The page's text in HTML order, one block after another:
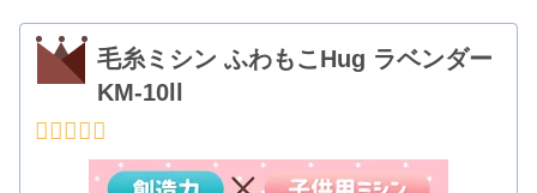
毛糸ミシン ふわもこHug ラベンダー
KM-10ll